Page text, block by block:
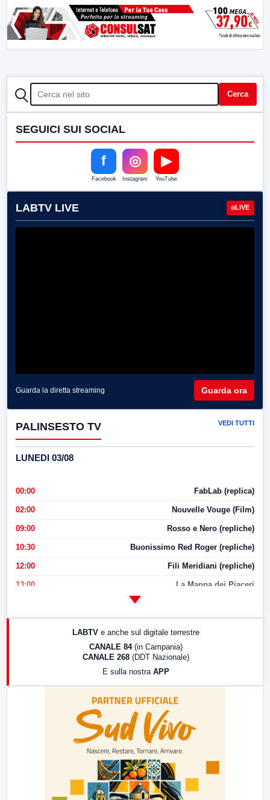
CERCA Cerca
SEGUICI SUI SOCIAL
f
Facebook
◎
Instagram
▶
YouTube
LABTV LIVE LIVE
Guarda la diretta streaming Guarda ora
PALINSESTO TV VEDI TUTTI
LUNEDI 03/08
00:00 FabLab (replica)
02:00 Nouvelle Vouge (Film)
09:00 Rosso e Nero (repliche)
10:30 Buonissimo Red Roger (repliche)
12:00 Fili Meridiani (repliche)
13:00 La Mappa dei Piaceri
17:00 LabNews (replica)
LABTV e anche sul digitale terrestre
CANALE 84 (in Campania)
CANALE 268 (DDT Nazionale)
E sulla nostra APP